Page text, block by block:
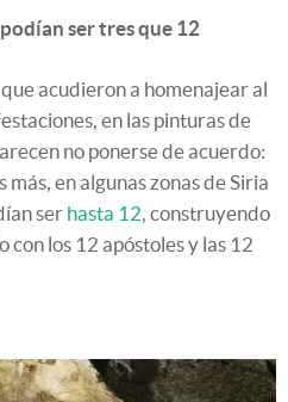
ser tres que 12
acudieron a homenajear al
en las pinturas de
no ponerse de acuerdo:
más, en algunas zonas de Siria
ser hasta 12, construyendo
los 12 apóstoles y las 12